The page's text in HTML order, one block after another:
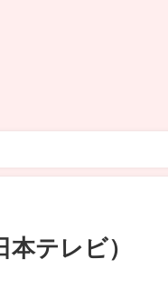
本テレビ）